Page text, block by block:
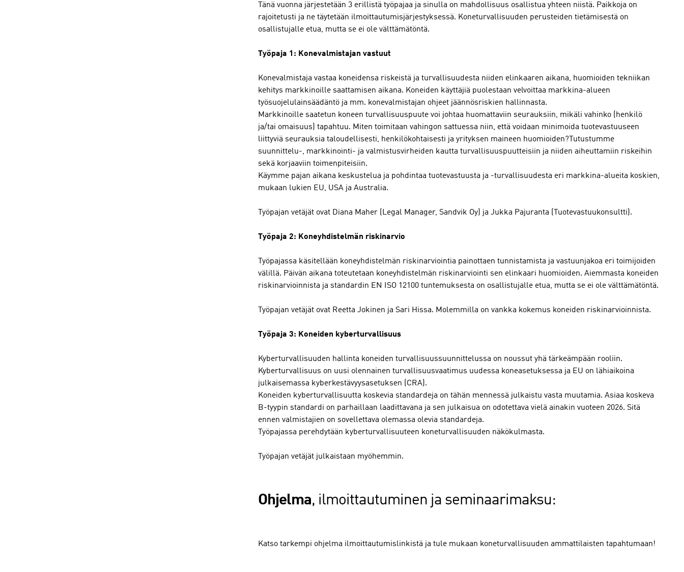
Tänä vuonna järjestetään 3 erillistä työpajaa ja sinulla on mahdollisuus osallistua yhteen niistä. Paikkoja on
rajoitetusti ja ne täytetään ilmoittautumisjärjestyksessä. Koneturvallisuuden perusteiden tietämisestä on
osallistujalle etua, mutta se ei ole välttämätöntä.
Työpaja 1: Konevalmistajan vastuut
Konevalmistaja vastaa koneidensa riskeistä ja turvallisuudesta niiden elinkaaren aikana, huomioiden tekniikan
kehitys markkinoille saattamisen aikana. Koneiden käyttäjiä puolestaan velvoittaa markkina-alueen
työsuojelulainsäädäntö ja mm. konevalmistajan ohjeet jäännösriskien hallinnasta.
Markkinoille saatetun koneen turvallisuuspuute voi johtaa huomattaviin seurauksiin, mikäli vahinko (henkilö
ja/tai omaisuus) tapahtuu. Miten toimitaan vahingon sattuessa niin, että voidaan minimoida tuotevastuuseen
liittyviä seurauksia taloudellisesti, henkilökohtaisesti ja yrityksen maineen huomioiden?Tutustumme
suunnittelu-, markkinointi- ja valmistusvirheiden kautta turvallisuuspuutteisiin ja niiden aiheuttamiin riskeihin
sekä korjaaviin toimenpiteisiin.
Käymme pajan aikana keskustelua ja pohdintaa tuotevastuusta ja -turvallisuudesta eri markkina-alueita koskien,
mukaan lukien EU, USA ja Australia.
Työpajan vetäjät ovat Diana Maher (Legal Manager, Sandvik Oy) ja Jukka Pajuranta (Tuotevastuukonsultti).
Työpaja 2: Koneyhdistelmän riskinarvio
Työpajassa käsitellään koneyhdistelmän riskinarviointia painottaen tunnistamista ja vastuunjakoa eri toimijoiden
välillä. Päivän aikana toteutetaan koneyhdistelmän riskinarviointi sen elinkaari huomioiden. Aiemmasta koneiden
riskinarvioinnista ja standardin EN ISO 12100 tuntemuksesta on osallistujalle etua, mutta se ei ole välttämätöntä.
Työpajan vetäjät ovat Reetta Jokinen ja Sari Hissa. Molemmilla on vankka kokemus koneiden riskinarvioinnista.
Työpaja 3: Koneiden kyberturvallisuus
Kyberturvallisuuden hallinta koneiden turvallisuussuunnittelussa on noussut yhä tärkeämpään rooliin.
Kyberturvallisuus on uusi olennainen turvallisuusvaatimus uudessa koneasetuksessa ja EU on lähiaikoina
julkaisemassa kyberkestävyysasetuksen (CRA).
Koneiden kyberturvallisuutta koskevia standardeja on tähän mennessä julkaistu vasta muutamia. Asiaa koskeva
B-tyypin standardi on parhaillaan laadittavana ja sen julkaisua on odotettava vielä ainakin vuoteen 2026. Sitä
ennen valmistajien on sovellettava olemassa olevia standardeja.
Työpajassa perehdytään kyberturvallisuuteen koneturvallisuuden näkökulmasta.
Työpajan vetäjät julkaistaan myöhemmin.
Ohjelma, ilmoittautuminen ja seminaarimaksu:
Katso tarkempi ohjelma ilmoittautumislinkistä ja tule mukaan koneturvallisuuden ammattilaisten tapahtumaan!